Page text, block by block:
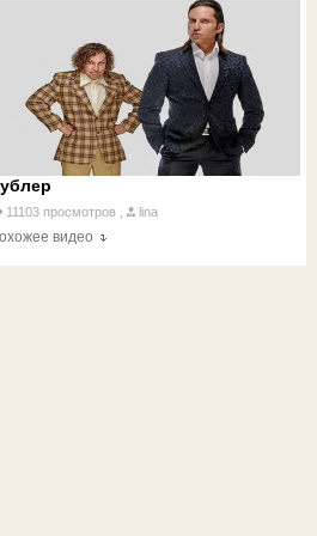
11103 просмотров , lina
видео